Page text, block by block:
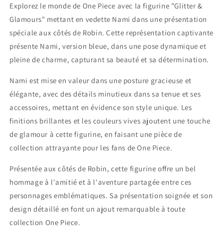
(Bleue)
(Bleue)
Explorez le monde de One Piece avec la figurine "Glitter &
Glamours" mettant en vedette Nami dans une présentation
spéciale aux côtés de Robin. Cette représentation captivante
présente Nami, version bleue, dans une pose dynamique et
pleine de charme, capturant sa beauté et sa détermination.
Nami est mise en valeur dans une posture gracieuse et
élégante, avec des détails minutieux dans sa tenue et ses
accessoires, mettant en évidence son style unique. Les
finitions brillantes et les couleurs vives ajoutent une touche
de glamour à cette figurine, en faisant une pièce de
collection attrayante pour les fans de One Piece.
Présentée aux côtés de Robin, cette figurine offre un bel
hommage à l'amitié et à l'aventure partagée entre ces
personnages emblématiques. Sa présentation soignée et son
design détaillé en font un ajout remarquable à toute
collection One Piece.